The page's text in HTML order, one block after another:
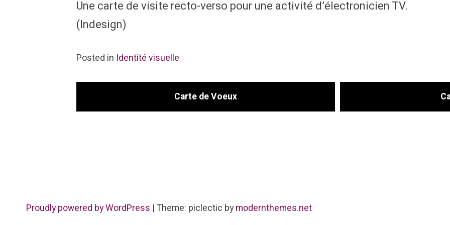
Une carte de visite recto-verso pour une activité d’électronicien TV.
(Indesign)
Posted in Identité visuelle
Carte de Voeux
Proudly powered by WordPress | Theme: piclectic bymodernthemes.net